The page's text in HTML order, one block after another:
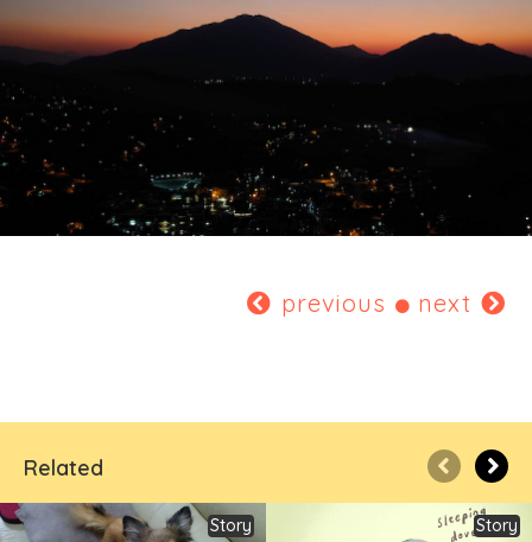
previous next
Related
Story Story